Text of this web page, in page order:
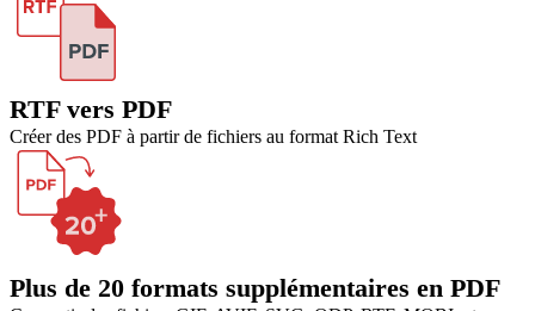
RTF vers PDF
Créer des PDF à partir de fichiers au format Rich Text
Plus de 20 formats supplémentaires en PDF